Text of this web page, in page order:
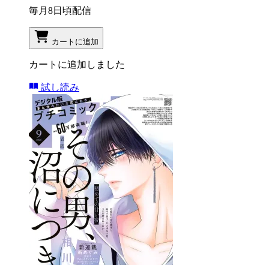
毎月8日頃配信
カートに追加
カートに追加しました
試し読み